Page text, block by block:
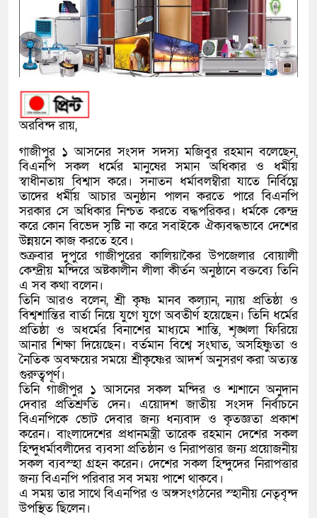
অরবিন্দ রায়,
গাজীপুর ১ আসনের সংসদ সদস্য মজিবুর রহমান বলেছেন,
বিএনপি সকল ধর্মের মানুষের সমান অধিকার ও ধর্মীয়
স্বাধীনতায় বিশ্বাস করে। সনাতন ধর্মাবলম্বীরা যাতে নির্বিঘ্নে
তাদের ধর্মীয় আচার অনুষ্ঠান পালন করতে পারে বিএনপি
সরকার সে অধিকার নিশ্চত করতে বদ্ধপরিকর। ধর্মকে কেন্দ্র
করে কোন বিভেদ সৃষ্টি না করে সবাইকে ঐক্যবদ্ধভাবে দেশের
উন্নয়নে কাজ করতে হবে।
শুক্রবার দুপুরে গাজীপুরের কালিয়াকৈর উপজেলার বোয়ালী
কেন্দ্রীয় মন্দিরে অষ্টকালীন লীলা কীর্তন অনুষ্ঠানে বক্তব্যে তিনি
এ সব কথা বলেন।
তিনি আরও বলেন, শ্রী কৃষ্ণ মানব কল্যান, ন্যায় প্রতিষ্ঠা ও
বিশ্বশান্তির বার্তা নিয়ে যুগে যুগে অবতীর্ণ হয়েছেন। তিনি ধর্মের
প্রতিষ্ঠা ও অধর্মের বিনাশের মাধ্যমে শান্তি, শৃঙ্খলা ফিরিয়ে
আনার শিক্ষা দিয়েছেন। বর্তমান বিশ্বে সংঘাত, অসহিষ্ণুতা ও
নৈতিক অবক্ষয়ের সময়ে শ্রীকৃষ্ণের আদর্শ অনুসরণ করা অত্যন্ত
গুরুত্বপূর্ণ।
তিনি গাজীপুর ১ আসনের সকল মন্দির ও শ্মশানে অনুদান
দেবার প্রতিশ্রুতি দেন। এয়োদশ জাতীয় সংসদ নির্বাচনে
বিএনপিকে ভোট দেবার জন্য ধন্যবাদ ও কৃতজ্ঞতা প্রকাশ
করেন। বাংলাদেশের প্রধানমন্ত্রী তারেক রহমান দেশের সকল
হিন্দুধর্মাবলীদের ব্যবসা প্রতিষ্ঠান ও নিরাপত্তার জন্য প্রয়োজনীয়
সকল ব্যবস্হা গ্রহন করেন। দেশের সকল হিন্দুদের নিরাপত্তার
জন্য বিএনপি পরিবার সব সময় পাশে থাকবে।
এ সময় তার সাথে বিএনপির ও অঙ্গসংগঠনের স্হানীয় নেতৃবৃন্দ
উপস্থিত ছিলেন।